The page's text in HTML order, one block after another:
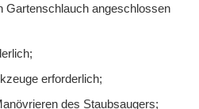
Gartenschlauch angeschlossen
erforderlich;
des Staubsaugers;